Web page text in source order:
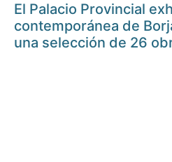
El Palacio Provincial
contemporánea de
una selección de 26